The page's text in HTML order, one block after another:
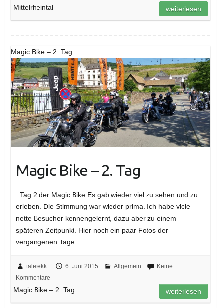
Mittelrheintal
weiterlesen
Magic Bike – 2. Tag
Magic Bike – 2. Tag
Tag 2 der Magic Bike Es gab wieder viel zu sehen und zu
erleben. Die Stimmung war wieder prima. Ich habe viele
nette Besucher kennengelernt, dazu aber zu einem
späteren Zeitpunkt. Hier noch ein paar Fotos der
vergangenen Tage:…
taletekk 6. Juni 2015 Allgemein
Keine
Kommentare
Magic Bike – 2. Tag weiterlesen